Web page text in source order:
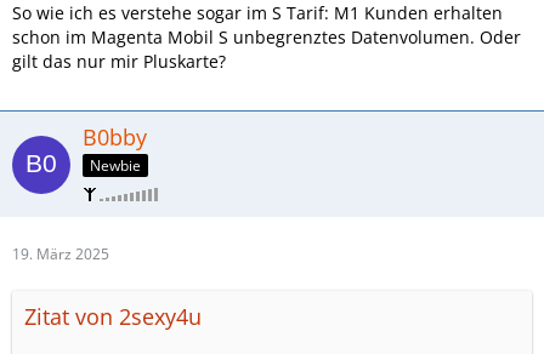
So wie ich es verstehe sogar im S Tarif: M1 Kunden erhalten
schon im Magenta Mobil S unbegrenztes Datenvolumen. Oder
gilt das nur mir Pluskarte?
B0bby
Newbie
19. März 2025
Zitat von 2sexy4u